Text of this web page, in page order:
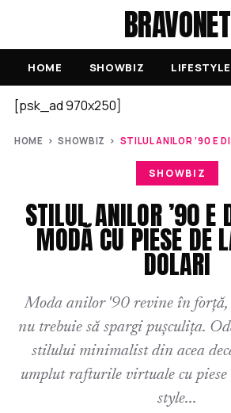
BRAVONET
HOME SHOWBIZ LIFESTYLE
[psk_ad 970x250]
HOME ›SHOWBIZ › STILUL ANILOR ’90 E
SHOWBIZ
STILUL ANILOR ’90 E
MODĂ CU PIESE DE
DOLARI
Moda anilor '90 revine în forță,
nu trebuie să spargi pușculița.
stilului minimalist din acea
umplut rafturile virtuale cu piese
style...